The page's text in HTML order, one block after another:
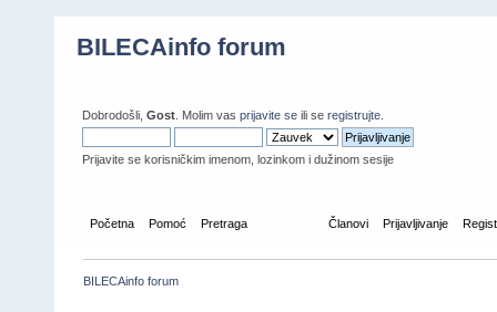
BILECAinfo forum
Dobrodošli, Gost . Molim vas prijavite se ili se registrujte
Prijavite se korisničkim imenom, lozinkom i dužinom sesije
Početna Pomoć Pretraga Članovi Prijavljivanje
BILECAinfo forum